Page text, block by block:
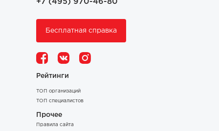
+7 (495) 970-46-80
Бесплатная справка
Рейтинги
ТОП организаций
ТОП специалистов
Прочее
Правила сайта